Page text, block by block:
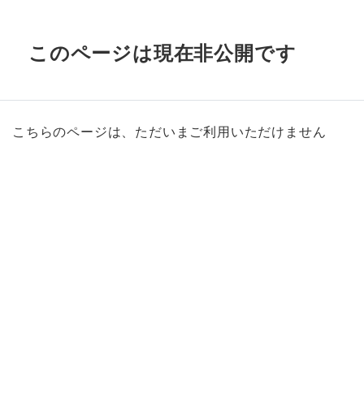
このページは現在非公開です
こちらのページは、ただいまご利用いただけません